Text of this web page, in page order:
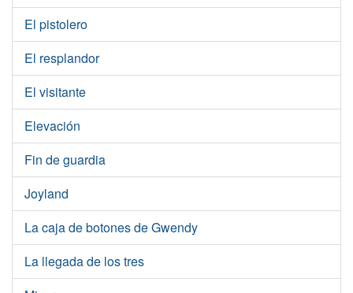
El pistolero
El resplandor
El visitante
Elevación
Fin de guardia
Joyland
La caja de botones de Gwendy
La llegada de los tres